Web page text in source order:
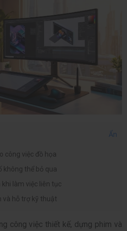
Ẩn
công việc đồ họa
không thể bỏ qua
làm việc liên tục
và hỗ trợ kỹ thuật
công việc thiết kế, dựng phim và